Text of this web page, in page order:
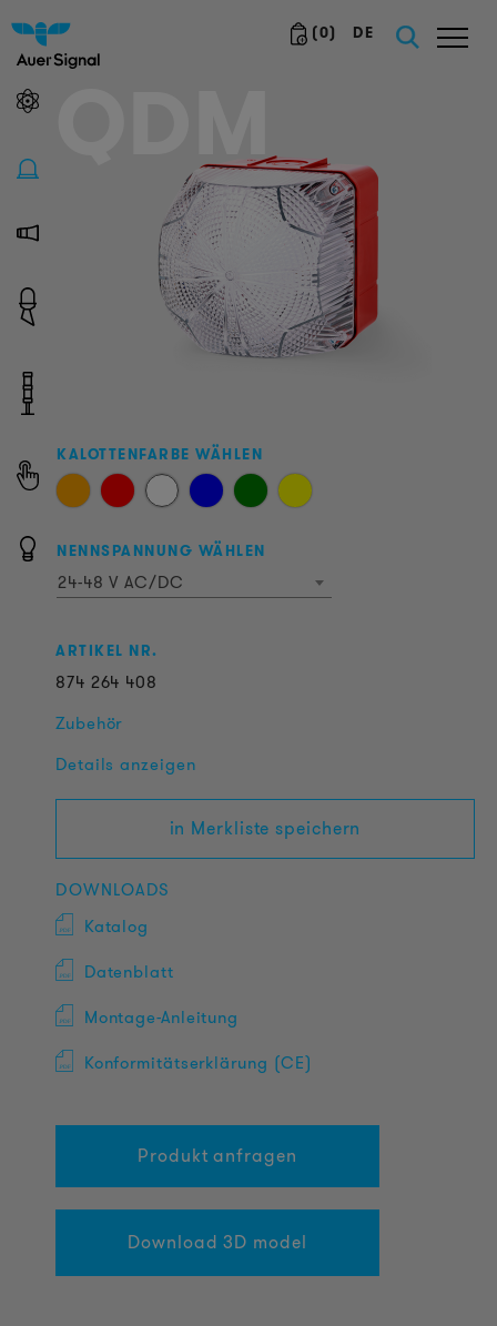
(0) DE
QDM
KALOTTENFARBE WÄHLEN
NENNSPANNUNG WÄHLEN
24-48 V AC/DC
ARTIKEL NR.
874 264 408
Zubehör
Details anzeigen
in Merkliste speichern
DOWNLOADS
Katalog
Datenblatt
Montage-Anleitung
Konformitätserklärung (CE)
Produkt anfragen
Download 3D model